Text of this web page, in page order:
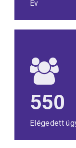
Év
550
Elégedett